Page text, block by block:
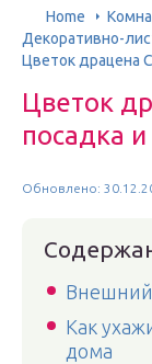
Home
Декоративно-
Цветок драцена
Цветок
посадка
Обновлено:
Внешний
Как
дома